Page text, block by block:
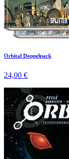
Orbital Doppelpack
24,00 €